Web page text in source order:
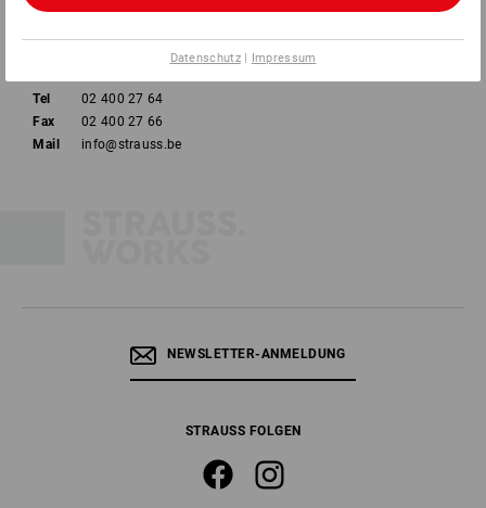
PO Box 7443
1931 Zaventem - Brucargo
Tel
02 400 27 64
Fax
02 400 27 66
Mail
info@strauss.be
NEWSLETTER-ANMELDUNG
STRAUSS FOLGEN
Datenschutz| Impressum